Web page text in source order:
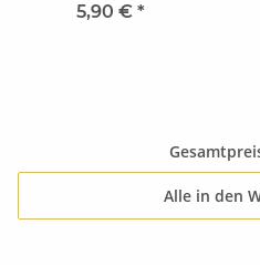
5,90 € *
Alle in den